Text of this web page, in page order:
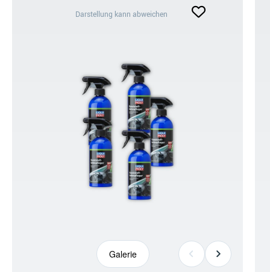
Darstellung kann abweichen
Galerie